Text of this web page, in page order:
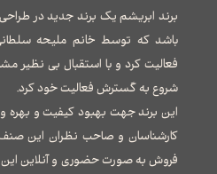
برند ابریشم یک برند جدید در
فعالیت کرد و با استقبال بی نظیر
شروع به گسترش فعالیت خود کرد.
این برند جهت بهبود کیفیت و بهره
کارشناسان و صاحب نظران این صنف
فروش به صورت حضوری و آنلاین این